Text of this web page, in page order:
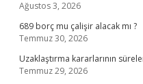
Ağustos 3, 2026
689 borç mu çalişir alacak mı ?
Temmuz 30, 2026
Uzaklaştırma kararlarının
Temmuz 29, 2026